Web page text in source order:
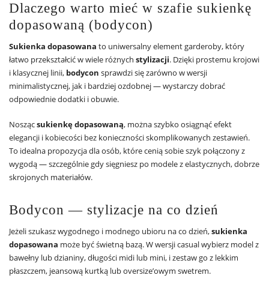
Dlaczego warto mieć w szafie sukienkę
dopasowaną (bodycon)
Sukienka dopasowana to uniwersalny element garderoby, który
łatwo przekształcić w wiele różnych stylizacji. Dzięki prostemu krojowi
i klasycznej linii, bodycon sprawdzi się zarówno w wersji
minimalistycznej, jak i bardziej ozdobnej — wystarczy dobrać
odpowiednie dodatki i obuwie.
Noszącsukienkę dopasowaną, można szybko osiągnąć efekt
elegancji i kobiecości bez konieczności skomplikowanych zestawień.
To idealna propozycja dla osób, które cenią sobie szyk połączony z
wygodą — szczególnie gdy sięgniesz po modele z elastycznych, dobrze
skrojonych materiałów.
Bodycon — stylizacje na co dzień
Jeżeli szukasz wygodnego i modnego ubioru na co dzień,sukienka
dopasowana może być świetną bazą. W wersji casual wybierz model z
bawełny lub dzianiny, długości midi lub mini, i zestaw go z lekkim
płaszczem, jeansową kurtką lub oversize’owym swetrem.